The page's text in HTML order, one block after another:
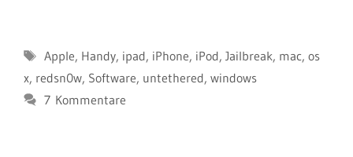
Schlagwörter
Apple, Handy, ipad, iPhone, iPod, Jailbreak, mac, os
x, redsn0w, Software, untethered, windows
7 Kommentare